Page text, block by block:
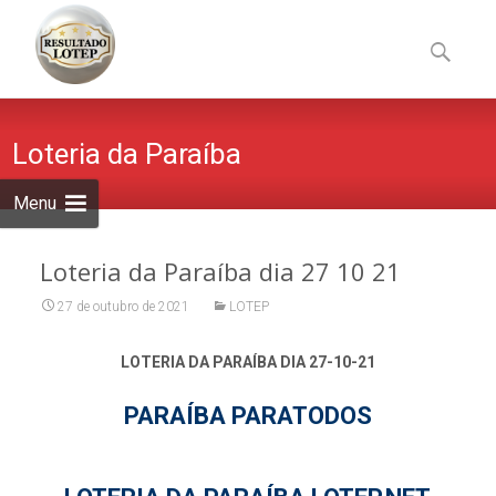
Menu
to
content
por:
Loteria da Paraíba
Loteria da Paraíba dia 27 10 21
27 de outubro de 2021 LOTEP
LOTERIA DA PARAÍBA DIA 27-10-21
PARAÍBA PARATODOS